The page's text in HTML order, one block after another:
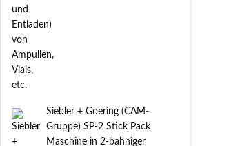
Siebler + Goering (CAM-
Gruppe) SP-2 Stick Pack
Maschine in 2-bahniger